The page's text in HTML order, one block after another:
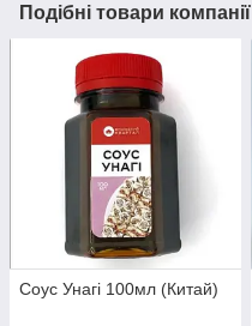
Подібні товари компанії
Соус Унагі 100мл (Китай)